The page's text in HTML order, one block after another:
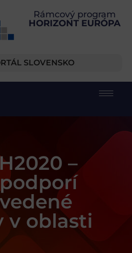
Rámcový program
HORIZONT EURÓPA
SLOVENSKO
–
v oblasti